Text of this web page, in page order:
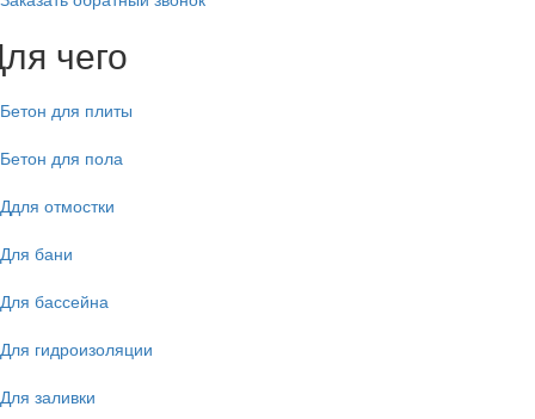
чего
Бетон для плиты
Бетон для пола
Ддля отмостки
Для бани
Для бассейна
Для гидроизоляции
Для заливки